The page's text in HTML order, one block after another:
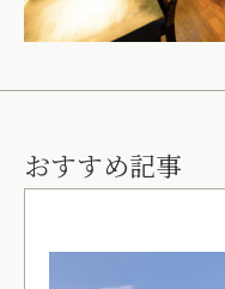
おすすめ記事